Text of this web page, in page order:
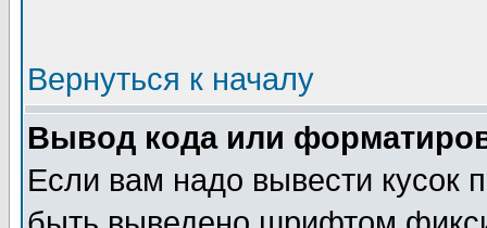
Вернуться к началу
Вывод кода или
Если вам надо вывести кусок